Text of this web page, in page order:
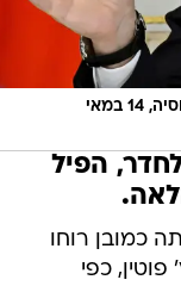
נשיא רוסיה ולדימיר פוטין בקרמלין במוסקבה, רוסיה, 14 במאי
הפיל
כמובן רוחו
פוטין, כפי